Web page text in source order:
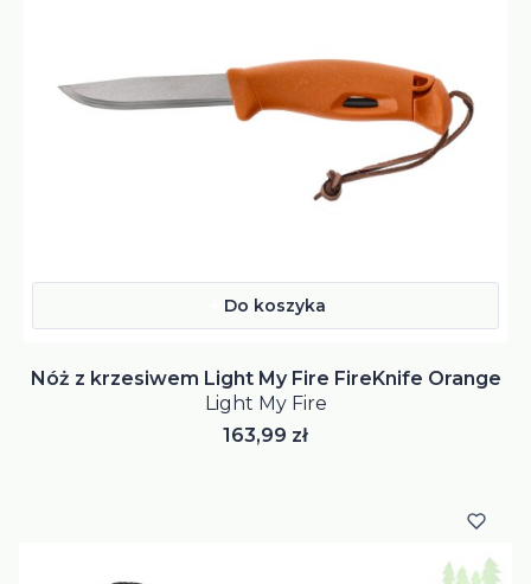
Do koszyka
Nóż z krzesiwem Light My Fire FireKnife Orange
Light My Fire
Cena
163,99 zł